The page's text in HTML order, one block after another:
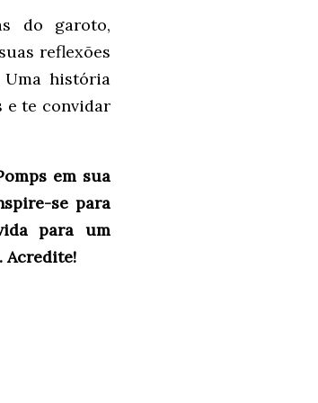
do garoto,
reflexões
Uma história
e te convidar
em sua
se para
para um
Acredite!